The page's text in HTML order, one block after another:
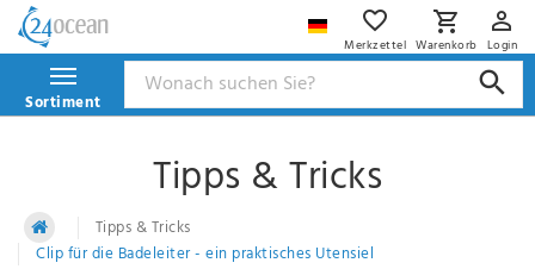
Merkzettel Warenkorb Login
Sortiment
Tipps & Tricks
Tipps & Tricks
Clip für die Badeleiter - ein praktisches Utensiel